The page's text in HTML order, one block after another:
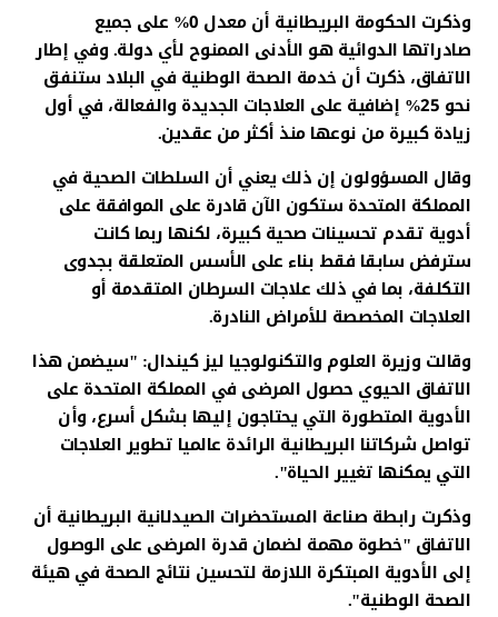
وذكرت الحكومة البريطانية أن معدل 0% على جميع
صادراتها الدوائية هو الأدنى الممنوح لأي دولة. وفي إطار
الاتفاق، ذكرت أن خدمة الصحة الوطنية في البلاد ستنفق
نحو 25% إضافية على العلاجات الجديدة والفعالة، في أول
زيادة كبيرة من نوعها منذ أكثر من عقدين.
وقال المسؤولون إن ذلك يعني أن السلطات الصحية في
المملكة المتحدة ستكون الآن قادرة على الموافقة على
أدوية تقدم تحسينات صحية كبيرة، لكنها ربما كانت
سترفض سابقا فقط بناء على الأسس المتعلقة بجدوى
التكلفة، بما في ذلك علاجات السرطان المتقدمة أو
العلاجات المخصصة للأمراض النادرة.
وقالت وزيرة العلوم والتكنولوجيا ليز كيندال: "سيضمن هذا
الاتفاق الحيوي حصول المرضى في المملكة المتحدة على
الأدوية المتطورة التي يحتاجون إليها بشكل أسرع، وأن
تواصل شركاتنا البريطانية الرائدة عالميا تطوير العلاجات
التي يمكنها تغيير الحياة".
وذكرت رابطة صناعة المستحضرات الصيدلانية البريطانية أن
الاتفاق "خطوة مهمة لضمان قدرة المرضى على الوصول
إلى الأدوية المبتكرة اللازمة لتحسين نتائج الصحة في هيئة
الصحة الوطنية".